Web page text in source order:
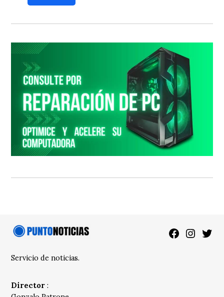
Facebook
Servicio de noticias.
Director :